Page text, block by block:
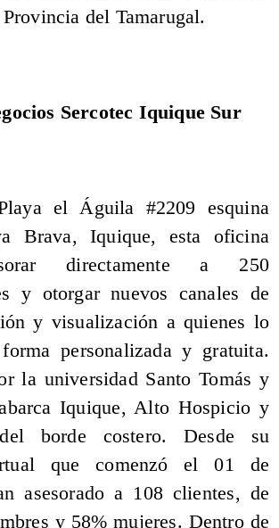
del Tamarugal.
Sercotec Iquique Sur
el Águila #2209 esquina
Brava, Iquique, esta oficina
directamente a 250
y otorgar nuevos canales de
y visualización a quienes lo
personalizada y gratuita.
la universidad Santo Tomás y
Iquique, Alto Hospicio y
borde costero. Desde su
que comenzó el 01 de
asesorado a 108 clientes, de
y 58% mujeres. Dentro de